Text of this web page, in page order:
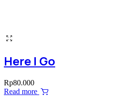
Here I Go
Rp80.000
Read more